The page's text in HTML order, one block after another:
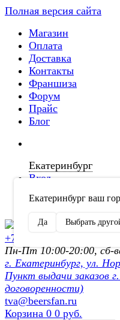
Полная версия сайта
Магазин
Оплата
Доставка
Контакты
Франшиза
Форум
Прайс
Блог
Екатеринбург
Екатеринбург ваш
Да Выбрать
Вход
Регистрация
+7 (902) 872-54-70
Пн-Пт 10:00-20:00, сб-
г. Екатеринбург, ул.
Пункт выдачи заказов
договоренности)
tva@beersfan.ru
Корзина 0 0 руб.